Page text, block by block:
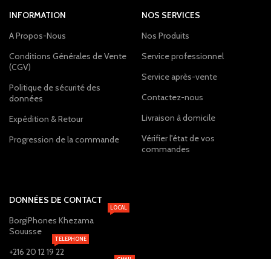
INFORMATION
A Propos-Nous
Conditions Générales de Vente
(CGV)
Politique de sécurité des
données
Expédition & Retour
Progression de la commande
NOS SERVICES
Nos Produits
Service professionnel
Service après-vente
Contactez-nous
Livraison à domicile
Vérifier l'état de vos
commandes
DONNÉES DE CONTACT
BorgiPhones Khezama
Souusse
LOCAL
+216 20 12 19 22
TELEPHONE